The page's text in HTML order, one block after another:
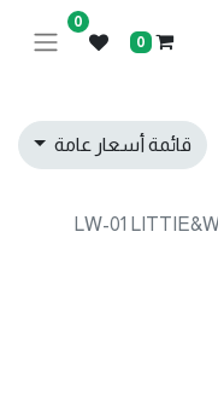
0
0
قائمة أسعار عامة